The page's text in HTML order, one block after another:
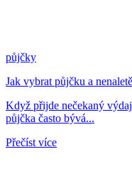
půjčky
Jak vybrat půjčku a
Když přijde nečekaný
půjčka často bývá...
Přečíst více